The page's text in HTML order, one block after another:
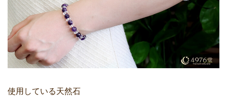
使用している天然石